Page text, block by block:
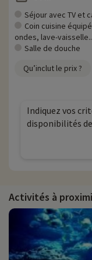
Séjour avec TV et
Coin cuisine
ondes, lave-
Salle de douche
Qu’inclut le prix ?
Indiquez vos
disponibilités
Activités à